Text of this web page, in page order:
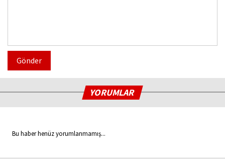
Gönder
YORUMLAR
Bu haber henüz yorumlanmamış...